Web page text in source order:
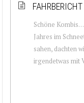
Schöne
Jahres im
sahen, dachten
irgendetwas mit